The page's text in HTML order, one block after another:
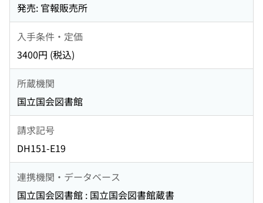
発売: 官報販売所
入手条件・定価
3400円 (税込)
所蔵機関
国立国会図書館
請求記号
DH151-E19
連携機関・データベース
国立国会図書館 : 国立国会図書館蔵書